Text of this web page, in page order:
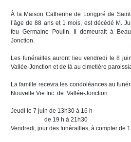
À la Maison Catherine de Longpré de
l’âge de 88 ans et 1 mois, est décédé M.
feu Germaine Poulin. Il demeurait à
Jonction.
Les funérailles auront lieu vendredi le 8
Vallée-Jonction et de là au cimetière
La famille recevra les condoléances au
Nouvelle Vie Inc. de Vallée-Jonction
Jeudi le 7 juin de 13h30 à 16 h
de 19 h à 21h30
Vendredi, jour des funérailles, à compter de